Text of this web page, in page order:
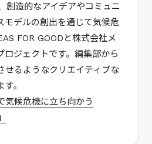
造的なアイデアやコミュニ
モデルの創出を通じて気候危
FOR GOODと株式会社メ
ロジェクトです。編集部から
せるようなクリエイティブな
。
気候危機に立ち向かう